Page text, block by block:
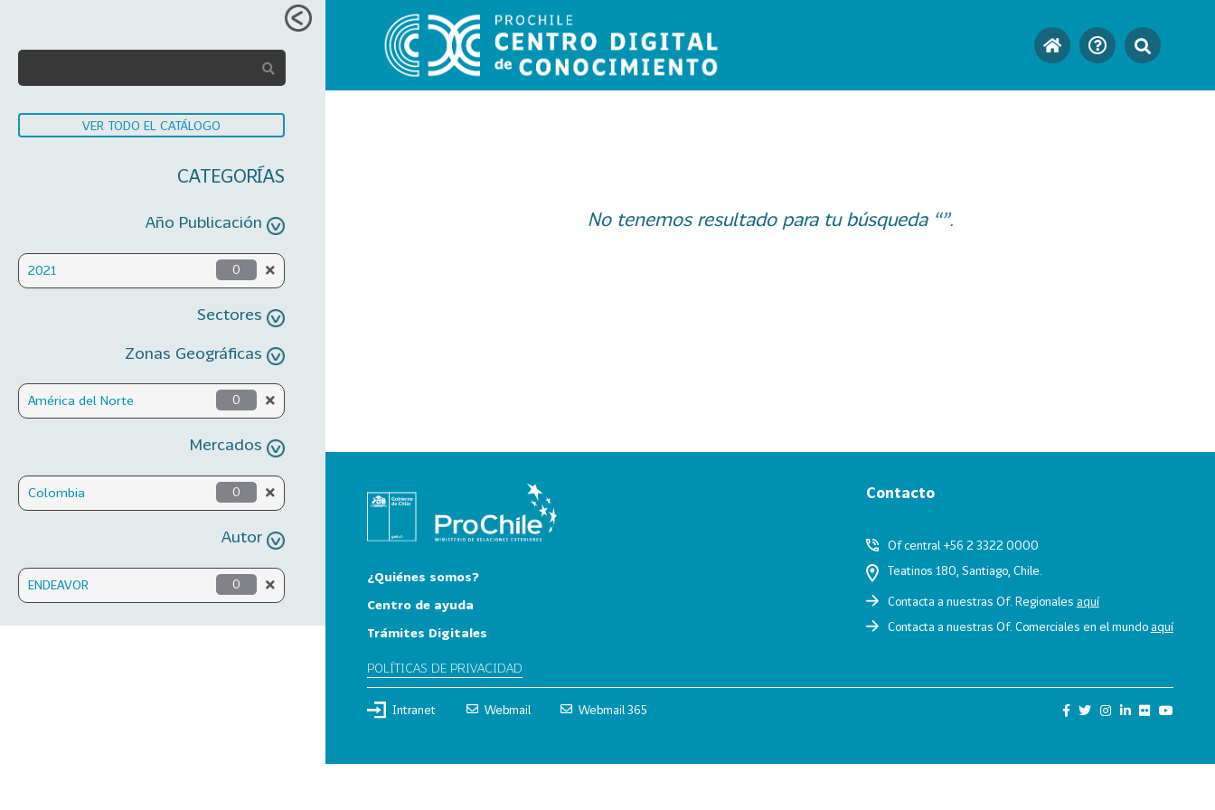
VER TODO EL CATÁLOGO
CATEGORÍAS
Año Publicación
2021 0
Sectores
Zonas Geográficas
América del Norte 0
Mercados
Colombia 0
Autor
ENDEAVOR 0
No tenemos resultado para tu búsqueda “”.
¿Quiénes somos?
Centro de ayuda
Trámites Digitales
POLÍTICAS DE PRIVACIDAD
Contacto
Of central +56 2 3322 0000
Teatinos 180, Santiago, Chile.
Contacta a nuestras Of. Regionales aquí
Contacta a nuestras Of. Comerciales en el mundoaquí
Intranet Webmail Webmail 365